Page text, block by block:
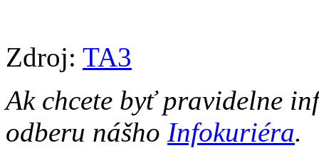
Zdroj: TA3
Ak chcete byť pravidelne
odberu nášho Infokuriéra.